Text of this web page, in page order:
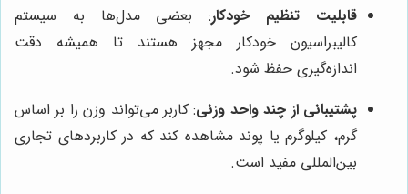
قابلیت تنظیم خودکار: بعضی مدل‌ها به سیستم
کالیبراسیون خودکار مجهز هستند تا همیشه دقت
اندازه‌گیری حفظ شود.
پشتیبانی از چند واحد وزنی: کاربر می‌تواند وزن را بر اساس
گرم، کیلوگرم یا پوند مشاهده کند که در کاربردهای تجاری
بین‌المللی مفید است.